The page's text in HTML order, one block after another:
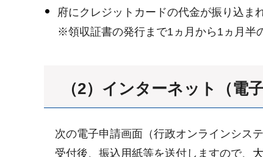
府にクレジットカードの代金が振り込ま
※領収証書の発行まで1ヵ月から1ヵ月半
（2）インターネット（
次の電子申請画面（行政オンラインシス
受付後、振込用紙等を送付しますので、